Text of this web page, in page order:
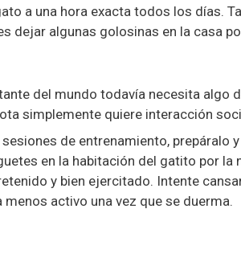
a una hora exacta todos los días.
dejar algunas golosinas en la casa
del mundo todavía necesita algo
simplemente quiere interacción
de entrenamiento, prepáralo
en la habitación del gatito por
y bien ejercitado. Intente
activo una vez que se duerma.